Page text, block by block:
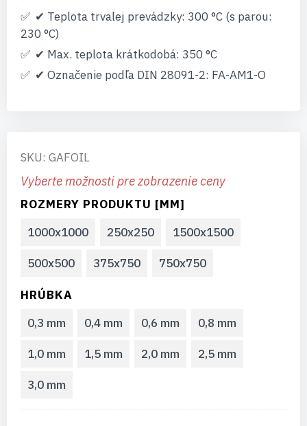
✔ Teplota trvalej prevádzky: 300 °C (s parou:
230 °C)
✔ Max. teplota krátkodobá: 350 °C
✔ Označenie podľa DIN 28091-2: FA-AM1-O
SKU: GAFOIL
Vyberte možnosti pre zobrazenie ceny
ROZMERY PRODUKTU [MM]
1000x1000
250x250 1500x1500
500x500 375x750 750x750
HRÚBKA
0,3 mm
0,4 mm 0,6 mm 0,8 mm
1,0 mm 1,5 mm 2,0 mm 2,5 mm
3,0 mm